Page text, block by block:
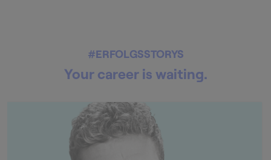
#ERFOLGSSTORYS
Your career is waiting.